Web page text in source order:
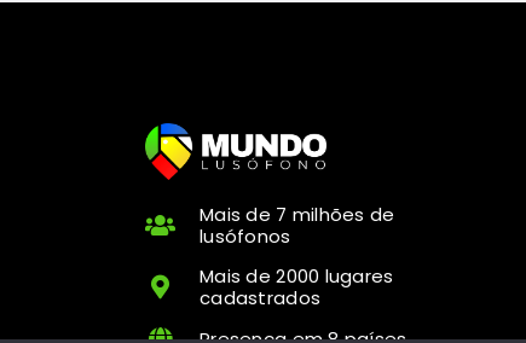
Mais de 7 milhões de
lusófonos
Mais de 2000 lugares
cadastrados